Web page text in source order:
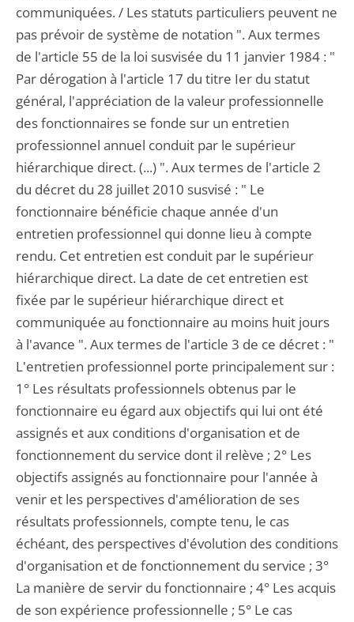
communiquées. / Les statuts particuliers peuvent ne
pas prévoir de système de notation ". Aux termes
de l'article 55 de la loi susvisée du 11 janvier 1984 : "
Par dérogation à l'article 17 du titre Ier du statut
général, l'appréciation de la valeur professionnelle
des fonctionnaires se fonde sur un entretien
professionnel annuel conduit par le supérieur
hiérarchique direct. (...) ". Aux termes de l'article 2
du décret du 28 juillet 2010 susvisé : " Le
fonctionnaire bénéficie chaque année d'un
entretien professionnel qui donne lieu à compte
rendu. Cet entretien est conduit par le supérieur
hiérarchique direct. La date de cet entretien est
fixée par le supérieur hiérarchique direct et
communiquée au fonctionnaire au moins huit jours
à l'avance ". Aux termes de l'article 3 de ce décret : "
L'entretien professionnel porte principalement sur :
1° Les résultats professionnels obtenus par le
fonctionnaire eu égard aux objectifs qui lui ont été
assignés et aux conditions d'organisation et de
fonctionnement du service dont il relève ; 2° Les
objectifs assignés au fonctionnaire pour l'année à
venir et les perspectives d'amélioration de ses
résultats professionnels, compte tenu, le cas
échéant, des perspectives d'évolution des conditions
d'organisation et de fonctionnement du service ; 3°
La manière de servir du fonctionnaire ; 4° Les acquis
de son expérience professionnelle ; 5° Le cas